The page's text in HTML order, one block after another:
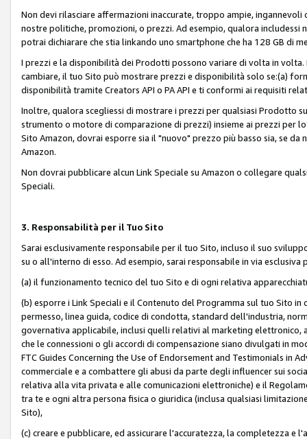
Non devi rilasciare affermazioni inaccurate, troppo ampie,
nostre politiche, promozioni, o prezzi. Ad esempio, qualora includessi
potrai dichiarare che stia linkando uno smartphone che ha 128 GB di
I prezzi e la disponibilità dei Prodotti possono variare di volta in
cambiare, il tuo Sito può mostrare prezzi e disponibilità solo se:(a)
disponibilità tramite Creators API o PA API e ti conformi ai requisiti
Inoltre, qualora scegliessi di mostrare i prezzi per qualsiasi Prodotto
strumento o motore di comparazione di prezzi) insieme ai prezzi
Sito Amazon, dovrai esporre sia il "nuovo" prezzo più basso sia, se
Amazon.
Non dovrai pubblicare alcun Link Speciale su Amazon o collegare
Speciali.
3. Responsabilità per il Tuo Sito
Sarai esclusivamente responsabile per il tuo Sito, incluso il suo
su o all'interno di esso. Ad esempio, sarai responsabile in via esclusiva
(a) il funzionamento tecnico del tuo Sito e di ogni relativa
(b) esporre i Link Speciali e il Contenuto del Programma sul tuo Sito in
permesso, linea guida, codice di condotta, standard dell'industria,
governativa applicabile, inclusi quelli relativi al marketing
che le connessioni o gli accordi di compensazione siano divulgati in
FTC Guides Concerning the Use of Endorsement and Testimonials in
commerciale e a combattere gli abusi da parte degli influencer sui
relativa alla vita privata e alle comunicazioni elettroniche) e il
tra te e ogni altra persona fisica o giuridica (inclusa qualsiasi
Sito),
(c) creare e pubblicare, ed assicurare l'accuratezza, la completezza